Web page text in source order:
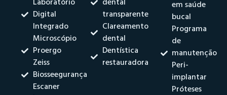
Digital
Integrado
Microscópio
Proergo
Zeiss
Biosseegurança
Escaner
transparente
Clareamento
dental
Dentística
restauradora
em saúde
bucal
Programa
de
manutenção
Peri-
implantar
Próteses